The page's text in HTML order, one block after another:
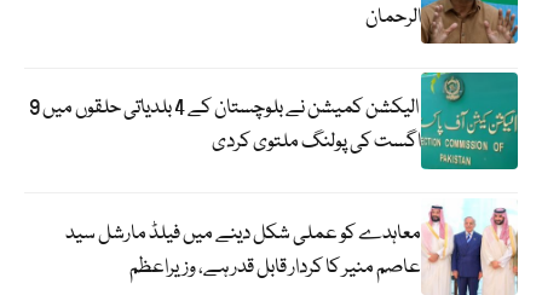
الرحمان
الیکشن کمیشن نے بلوچستان کے 4 بلدیاتی حلقوں میں 9
اگست کی پولنگ ملتوی کردی
معاہدے کو عملی شکل دینے میں فیلڈ مارشل سید
عاصم منیر کا کردار قابل قدر ہے، وزیراعظم